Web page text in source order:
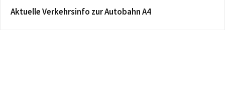
Aktuelle Verkehrsinfo zur Autobahn A4